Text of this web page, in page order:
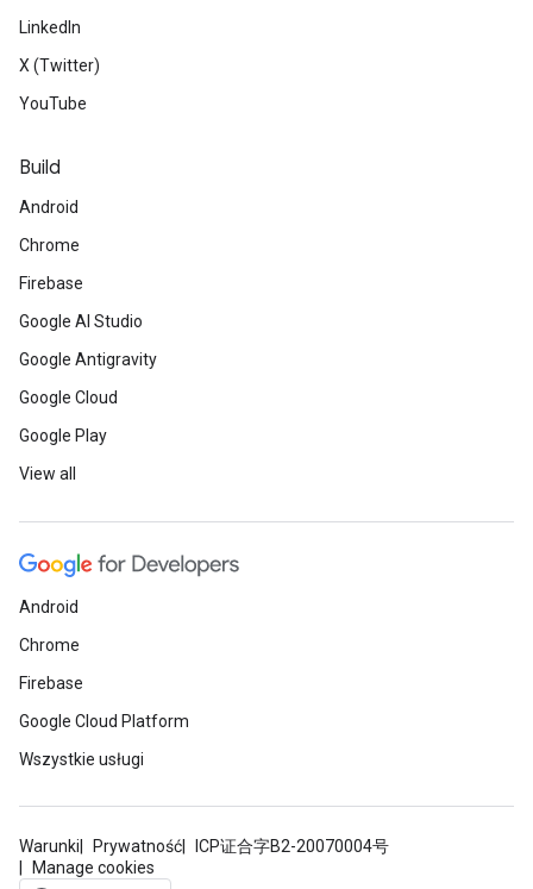
LinkedIn
X (Twitter)
YouTube
Build
Android
Chrome
Firebase
Google AI Studio
Google Antigravity
Google Cloud
Google Play
View all
Android
Chrome
Firebase
Google Cloud Platform
Wszystkie usługi
Warunki Prywatność
ICP证合字B2-20070004号
Manage cookies